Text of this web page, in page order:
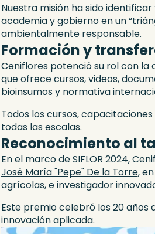
Nuestra misión ha sido
academia y gobierno en un
ambientalmente responsable.
Formación y
Ceniflores potenció su rol con
que ofrece cursos, videos,
bioinsumos y normativa
Todos los cursos,
todas las escalas.
Reconocimiento al
En el marco de SIFLOR 2024,
José María "Pepe" De la Torre,
agrícolas, e investigador
Este premio celebró los 20
innovación aplicada.